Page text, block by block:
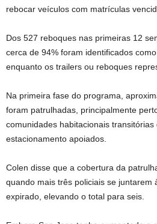
rebocar veículos com matrículas
Dos 527 reboques nas primeiras 12
cerca de 94% foram identificados
enquanto os trailers ou reboques
Na primeira fase do programa,
foram patrulhadas, principalmente
comunidades habitacionais
estacionamento apoiados.
Colen disse que a cobertura da
quando mais três policiais se juntarem
expirado, elevando o total para seis.